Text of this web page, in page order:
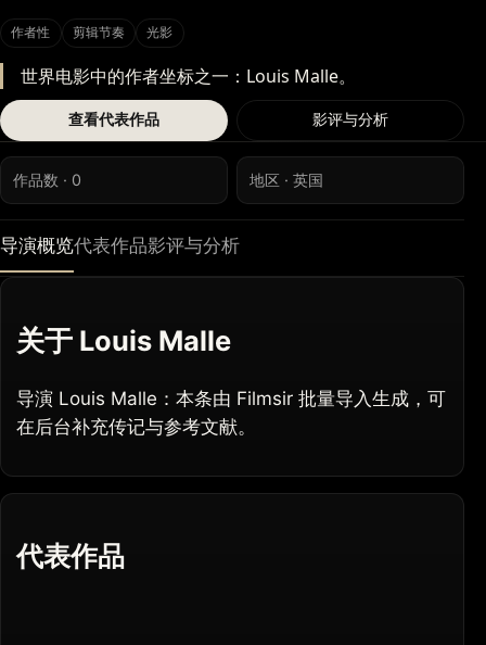
作者性 剪辑节奏 光影
世界电影中的作者坐标之一：Louis Malle。
查看代表作品 影评与分析
作品数 · 0 地区 · 英国
导演概览代表作品影评与分析
关于 Louis Malle
导演 Louis Malle：本条由 Filmsir 批量导入生成，可
在后台补充传记与参考文献。
代表作品